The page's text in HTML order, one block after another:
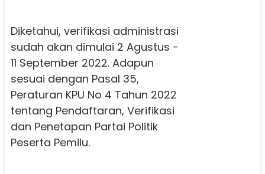
Diketahui, verifikasi administrasi
sudah akan dimulai 2 Agustus -
11 September 2022. Adapun
sesuai dengan Pasal 35,
Peraturan KPU No 4 Tahun 2022
tentang Pendaftaran, Verifikasi
dan Penetapan Partai Politik
Peserta Pemilu.